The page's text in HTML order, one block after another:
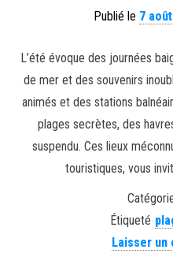
Publié le 7
L’été évoque des journées
de mer et des souvenirs
animés et des stations
plages secrètes, des
suspendu. Ces lieux
touristiques, vous
Étiqueté
Laisser un